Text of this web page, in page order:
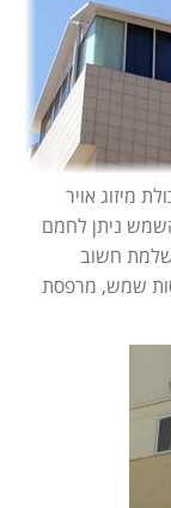
מיזוג אויר
ניתן לחמם
חשוב
שמש, מרפסת